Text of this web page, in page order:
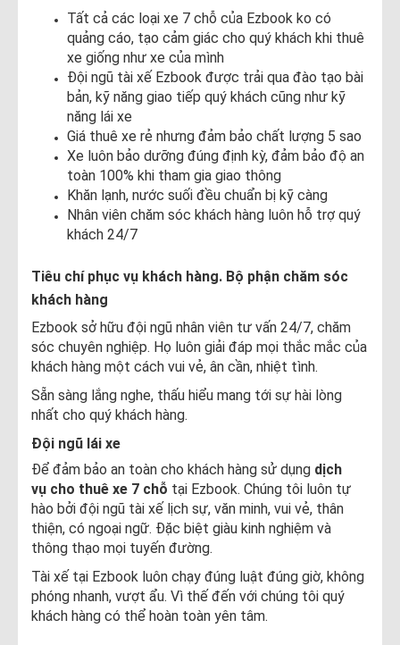
Tất cả các loại xe 7 chỗ của Ezbook ko có
quảng cáo, tạo cảm giác cho quý khách khi thuê
xe giống như xe của mình
Đội ngũ tài xế Ezbook được trải qua đào tạo bài
bản, kỹ năng giao tiếp quý khách cũng như kỹ
năng lái xe
Giá thuê xe rẻ nhưng đảm bảo chất lượng 5 sao
Xe luôn bảo dưỡng đúng định kỳ, đảm bảo độ an
toàn 100% khi tham gia giao thông
Khăn lạnh, nước suối đều chuẩn bị kỹ càng
Nhân viên chăm sóc khách hàng luôn hỗ trợ quý
khách 24/7
Tiêu chí phục vụ khách hàng. Bộ phận chăm sóc
khách hàng
Ezbook sở hữu đội ngũ nhân viên tư vấn 24/7, chăm
sóc chuyên nghiệp. Họ luôn giải đáp mọi thắc mắc của
khách hàng một cách vui vẻ, ân cần, nhiệt tình.
Sẵn sàng lắng nghe, thấu hiểu mang tới sự hài lòng
nhất cho quý khách hàng.
Đội ngũ lái xe
Để đảm bảo an toàn cho khách hàng sử dụng dịch
vụ cho thuê xe 7 chỗ tại Ezbook. Chúng tôi luôn tự
hào bởi đội ngũ tài xế lịch sự, văn minh, vui vẻ, thân
thiện, có ngoại ngữ. Đặc biệt giàu kinh nghiệm và
thông thạo mọi tuyến đường.
Tài xế tại Ezbook luôn chạy đúng luật đúng giờ, không
phóng nhanh, vượt ẩu. Vì thế đến với chúng tôi quý
khách hàng có thể hoàn toàn yên tâm.